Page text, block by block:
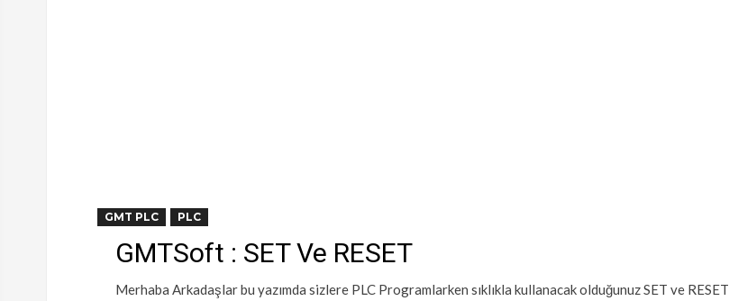
GMT PLC PLC
GMTSoft : SET Ve RESET
Merhaba Arkadaşlar bu yazımda sizlere PLC Programlarken sıklıkla kullanacak olduğunuz SET ve RESET